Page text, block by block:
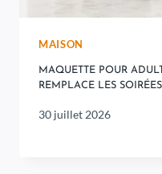
MAISON
MAQUETTE POUR
REMPLACE LES
30 juillet 2026